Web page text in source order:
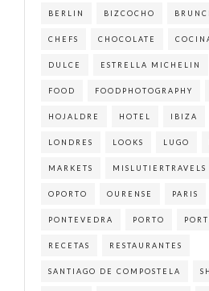
BERLIN BIZCOCHO
CHEFS CHOCOLATE
DULCE ESTRELLA MICHELIN
FOOD FOODPHOTOGRAPHY
HOJALDRE HOTEL IBIZA
LONDRES LOOKS LUGO
MARKETS MISLUTIERTRAVELS
OPORTO OURENSE PARIS
PONTEVEDRA PORTO
RECETAS RESTAURANTES
SANTIAGO DE COMPOSTELA